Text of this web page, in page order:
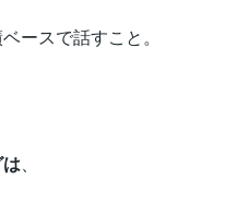
ースで話すこと。
、